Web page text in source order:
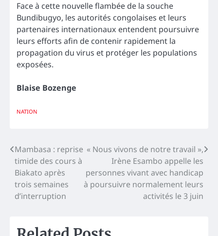
Face à cette nouvelle flambée de la souche
Bundibugyo, les autorités congolaises et leurs
partenaires internationaux entendent poursuivre
leurs efforts afin de contenir rapidement la
propagation du virus et protéger les populations
exposées.
Blaise Bozenge
NATION
Navigation
de
l’article
Mambasa : reprise
timide des cours à
Biakato après
trois semaines
d’interruption
« Nous vivons de notre travail »,
Irène Esambo appelle les
personnes vivant avec handicap
à poursuivre normalement leurs
activités le 3 juin